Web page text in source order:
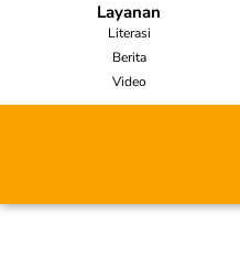
Layanan
Literasi
Berita
Video